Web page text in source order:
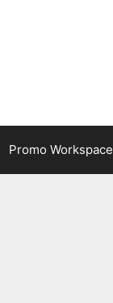
Promo Workspace